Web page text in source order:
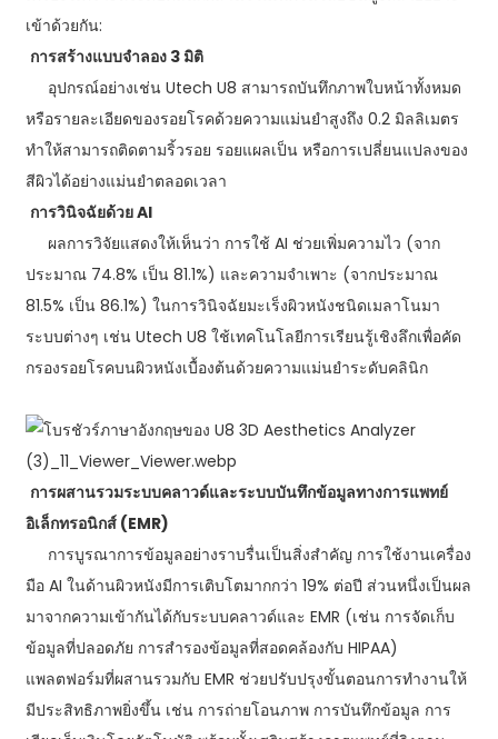
เข้าด้วยกัน:
การสร้างแบบจำลอง 3 มิติ
อุปกรณ์อย่างเช่น Utech U8 สามารถบันทึกภาพใบหน้าทั้งหมด
หรือรายละเอียดของรอยโรคด้วยความแม่นยำสูงถึง 0.2 มิลลิเมตร
ทำให้สามารถติดตามริ้วรอย รอยแผลเป็น หรือการเปลี่ยนแปลงของ
สีผิวได้อย่างแม่นยำตลอดเวลา
การวินิจฉัยด้วย AI
ผลการวิจัยแสดงให้เห็นว่า การใช้ AI ช่วยเพิ่มความไว (จาก
ประมาณ 74.8% เป็น 81.1%) และความจำเพาะ (จากประมาณ
81.5% เป็น 86.1%) ในการวินิจฉัยมะเร็งผิวหนังชนิดเมลาโนมา
ระบบต่างๆ เช่น Utech U8 ใช้เทคโนโลยีการเรียนรู้เชิงลึกเพื่อคัด
กรองรอยโรคบนผิวหนังเบื้องต้นด้วยความแม่นยำระดับคลินิก
การผสานรวมระบบคลาวด์และระบบบันทึกข้อมูลทางการแพทย์
อิเล็กทรอนิกส์ (EMR)
การบูรณาการข้อมูลอย่างราบรื่นเป็นสิ่งสำคัญ การใช้งานเครื่อง
มือ AI ในด้านผิวหนังมีการเติบโตมากกว่า 19% ต่อปี ส่วนหนึ่งเป็นผล
มาจากความเข้ากันได้กับระบบคลาวด์และ EMR (เช่น การจัดเก็บ
ข้อมูลที่ปลอดภัย การสำรองข้อมูลที่สอดคล้องกับ HIPAA)
แพลตฟอร์มที่ผสานรวมกับ EMR ช่วยปรับปรุงขั้นตอนการทำงานให้
มีประสิทธิภาพยิ่งขึ้น เช่น การถ่ายโอนภาพ การบันทึกข้อมูล การ